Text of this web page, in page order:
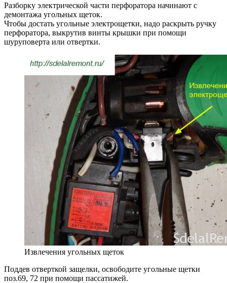
Разборку электрической части перфоратора начинают с
демонтажа угольных щеток.
Чтобы достать угольные электрощетки, надо раскрыть ручку
перфоратора, выкрутив винты крышки при помощи
шуруповерта или отвертки.
Извлечения угольных щеток
Поддев отверткой защелки, освободите угольные щетки
поз.69, 72 при помощи пассатижей.